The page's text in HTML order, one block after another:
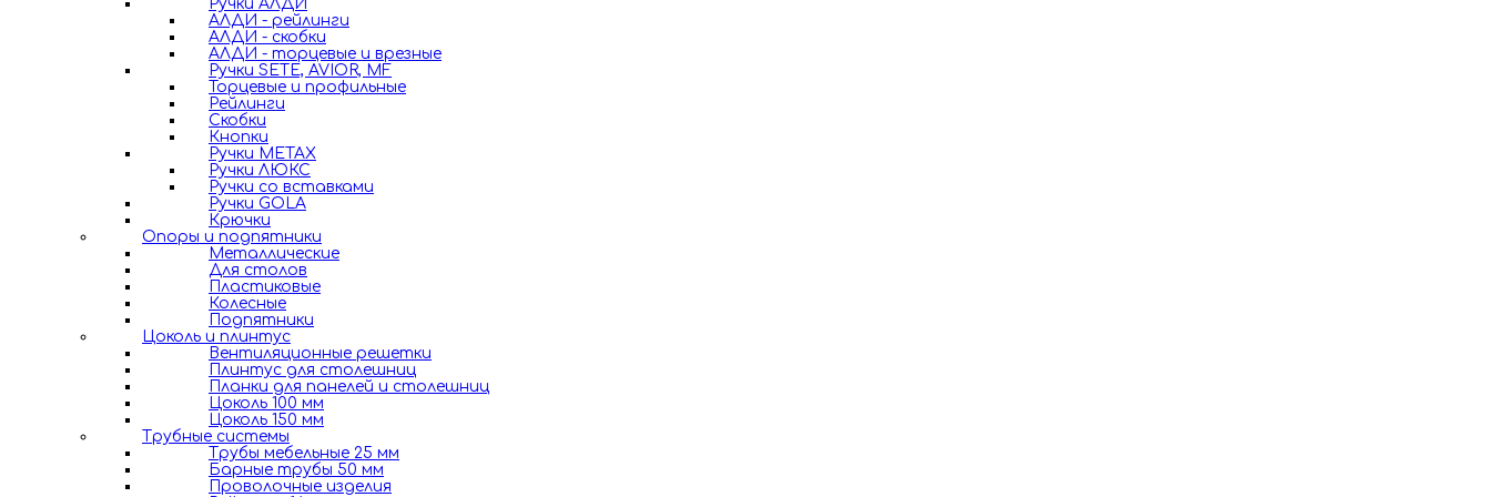
Ручки АЛДИ
АЛДИ - рейлинги
АЛДИ - скобки
АЛДИ - торцевые и врезные
Ручки SETE, AVIOR, MF
Торцевые и профильные
Рейлинги
Скобки
Кнопки
Ручки METAX
Ручки ЛЮКС
Ручки со вставками
Ручки GOLA
Крючки
Опоры и подпятники
Металлические
Для столов
Пластиковые
Колесные
Подпятники
Цоколь и плинтус
Вентиляционные решетки
Плинтус для столешниц
Планки для панелей и столешниц
Цоколь 100 мм
Цоколь 150 мм
Трубные системы
Трубы мебельные 25 мм
Барные трубы 50 мм
Проволочные изделия